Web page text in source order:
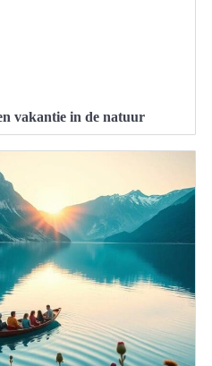
vakantie in de natuur